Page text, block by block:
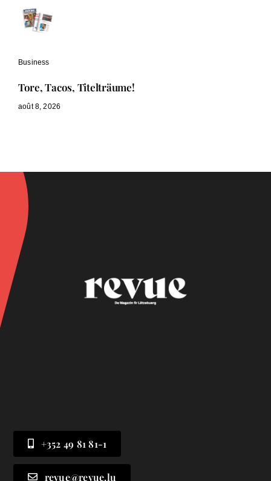
Business
Tore, Tacos, Titelträume!
août 8, 2026
+352 49 81 81-1
revue@revue.lu